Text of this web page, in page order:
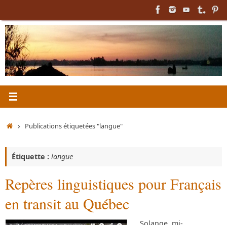
au
contenu
AccueilPublications étiquetées "langue"
Étiquette : langue
Repères linguistiques pour Français
en transit au Québec